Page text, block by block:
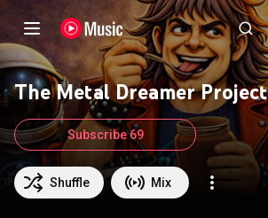
The Metal Dreamer Project
Shuffle Mix
Subscribe 69